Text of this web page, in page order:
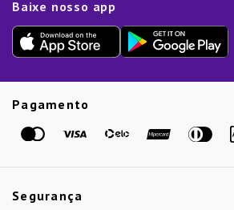
Lista de Presentes
Dia dos Pais
Presente de Natal
Baixe nosso app
Pagamento
Segurança